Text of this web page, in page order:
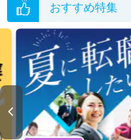
おすすめ特集